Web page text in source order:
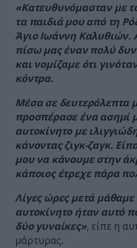
«Κατευθυνόμασταν με
τα παιδιά μου από τη
Άγιο Ιωάννη Καλυθιών.
πίσω μας έναν πολύ
και νομίζαμε ότι
κόντρα.
Μέσα σε δευτερόλεπτα
προσπέρασε ένα ασημί
αυτοκίνητο με
κάνοντας ζιγκ-ζαγκ.
μου να κάνουμε στην
κάποιος έτρεχε πάρα
Λίγες ώρες μετά μάθαμε
αυτοκίνητο ήταν αυτό
δύο γυναίκες», είπε η
μάρτυρας.